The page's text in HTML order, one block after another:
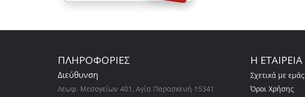
ΠΛΗΡΟΦΟΡΙΕΣ
Διεύθυνση
Λεωφ. Μεσογείων 401, Αγία Παρασκευή 15341
Η ΕΤΑΙΡΕΙΑ
Σχετικά με εμάς
Όροι Χρήσης